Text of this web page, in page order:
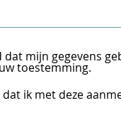
dat mijn gegevens
toestemming.
ik met deze